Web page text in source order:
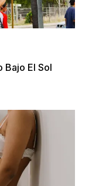
Bajo El Sol